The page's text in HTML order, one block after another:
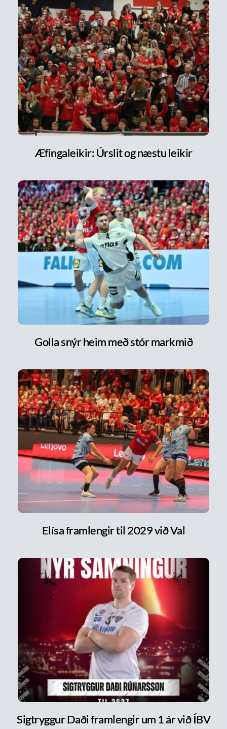
Æfingaleikir: Úrslit og næstu leikir
Golla snýr heim með stór markmið
Elísa framlengir til 2029 við Val
Sigtryggur Daði framlengir um 1 ár við ÍBV